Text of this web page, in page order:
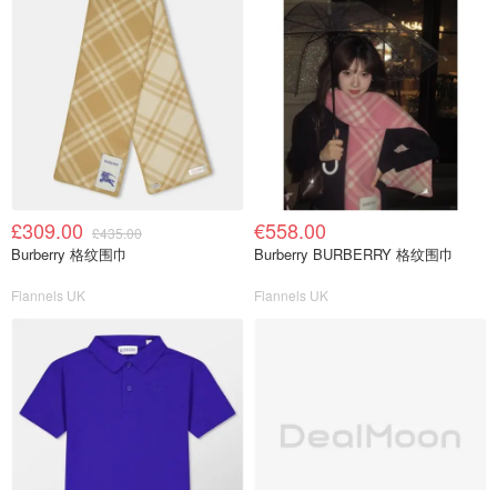
£309.00 £435.00
Burberry 格纹围巾
Flannels UK
€558.00
Burberry BURBERRY 格纹围巾
Flannels UK